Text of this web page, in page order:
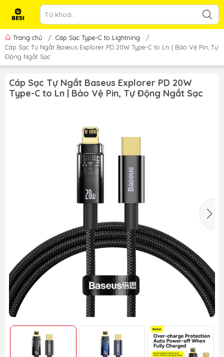
Trang chủ / Cáp Sạc Type-C to Lightning
/
Cáp Sạc Tự Ngắt Baseus Explorer PD 20W Type-C to Ln | Bảo Vệ Pin, Tự
Động Ngắt Sạc
Cáp Sạc Tự Ngắt Baseus Explorer PD 20W
Type-C to Ln | Bảo Vệ Pin, Tự Động Ngắt Sạc